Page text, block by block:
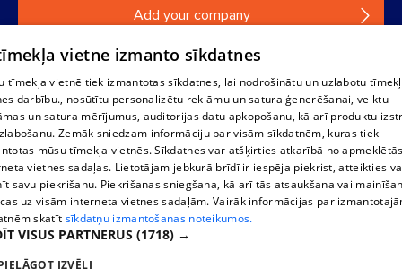
Add your company
If your company is not in our database, please fill in a
Reproduction, or distribution of 1188 database, its parts or the
information contained in the database, or parts of information in
any form is strictly prohibited. Also automatic download is
prohibited. Reproduction of any material published on the
website 1188 is strictly forbidden without the editorial license of
1188 website.
Vortal assistance service: e-mail -
vietne izmanto sīkdatnes
tīmekļa vietnē tiek izmantotas sīkdatnes, lai nodrošinātu un uzlabotu
darbību., nosūtītu personalizētu reklāmu un satura ģenerēšanai, veiktu
un satura mērījumus, auditorijas datu apkopošanu, kā arī produktu
Zemāk sniedzam informāciju par visām sīkdatnēm, kuras tiek
mūsu tīmekļa vietnēs. Sīkdatnes var atšķirties atkarībā no
vietnes sadaļas. Lietotājam jebkurā brīdī ir iespēja piekrist, atteikties
savu piekrišanu. Piekrišanas sniegšana, kā arī tās atsaukšana vai
uz visām interneta vietnes sadaļām. Vairāk informācijas par
skatīt sīkdatņu izmantošanas noteikumos.
VISUS PARTNERUS (1718) →
IZVĒLI